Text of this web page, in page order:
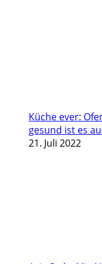
Küche ever:
gesund ist es
21. Juli 2022